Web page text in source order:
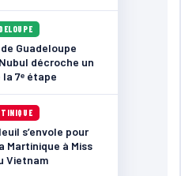
Guadeloupe
décroche un
la 7ᵉ étape
s’envole pour
Martinique à Miss
Vietnam